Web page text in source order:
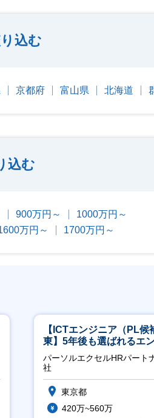
込む
京都府 富山県 北海道
込む
900万円～
1000万円～
万円～ 1700万円～
【ICTエンジニア（PL候
東】5年後も選ばれるエ
／チーム運営・体制構築
パーソルエクセルHRパート
社
東京都
420万~560万